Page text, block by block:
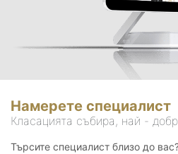
Намерете специалист
Класацията събира, най -
Търсите специалист близо до